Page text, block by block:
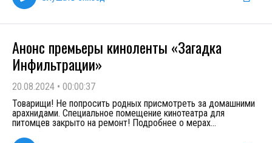
Анонс премьеры киноленты «Загадка
Инфильтрации»
20.08.2024 • 00:00:37
Товарищи! Не попросить родных присмотреть за домашними
арахнидами. Специальное помещение кинотеатра для
питомцев закрыто на ремонт! Подробнее о мерах...